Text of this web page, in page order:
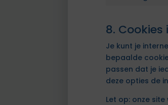
8.
Je kunt je
bepaalde
passen dat je
deze opties de
Let op: onze